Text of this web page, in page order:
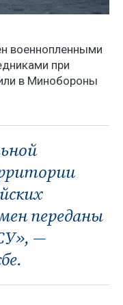
военнопленными
при
в Минобороны
переданы
—